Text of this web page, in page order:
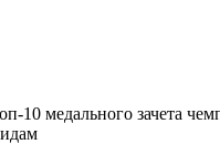
10 медального зачета